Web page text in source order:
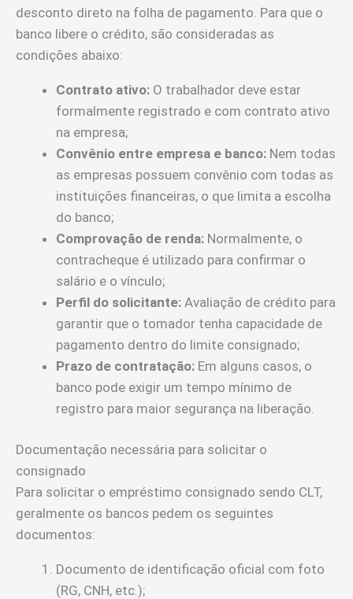
desconto direto na folha de pagamento. Para que o
banco libere o crédito, são consideradas as
condições abaixo:
Contrato ativo: O trabalhador deve estar
formalmente registrado e com contrato ativo
na empresa;
Convênio entre empresa e banco: Nem todas
as empresas possuem convênio com todas as
instituições financeiras, o que limita a escolha
do banco;
Comprovação de renda: Normalmente, o
contracheque é utilizado para confirmar o
salário e o vínculo;
Perfil do solicitante: Avaliação de crédito para
garantir que o tomador tenha capacidade de
pagamento dentro do limite consignado;
Prazo de contratação: Em alguns casos, o
banco pode exigir um tempo mínimo de
registro para maior segurança na liberação.
Documentação necessária para solicitar o
consignado
Para solicitar o empréstimo consignado sendo CLT,
geralmente os bancos pedem os seguintes
documentos:
Documento de identificação oficial com foto
(RG, CNH, etc.);